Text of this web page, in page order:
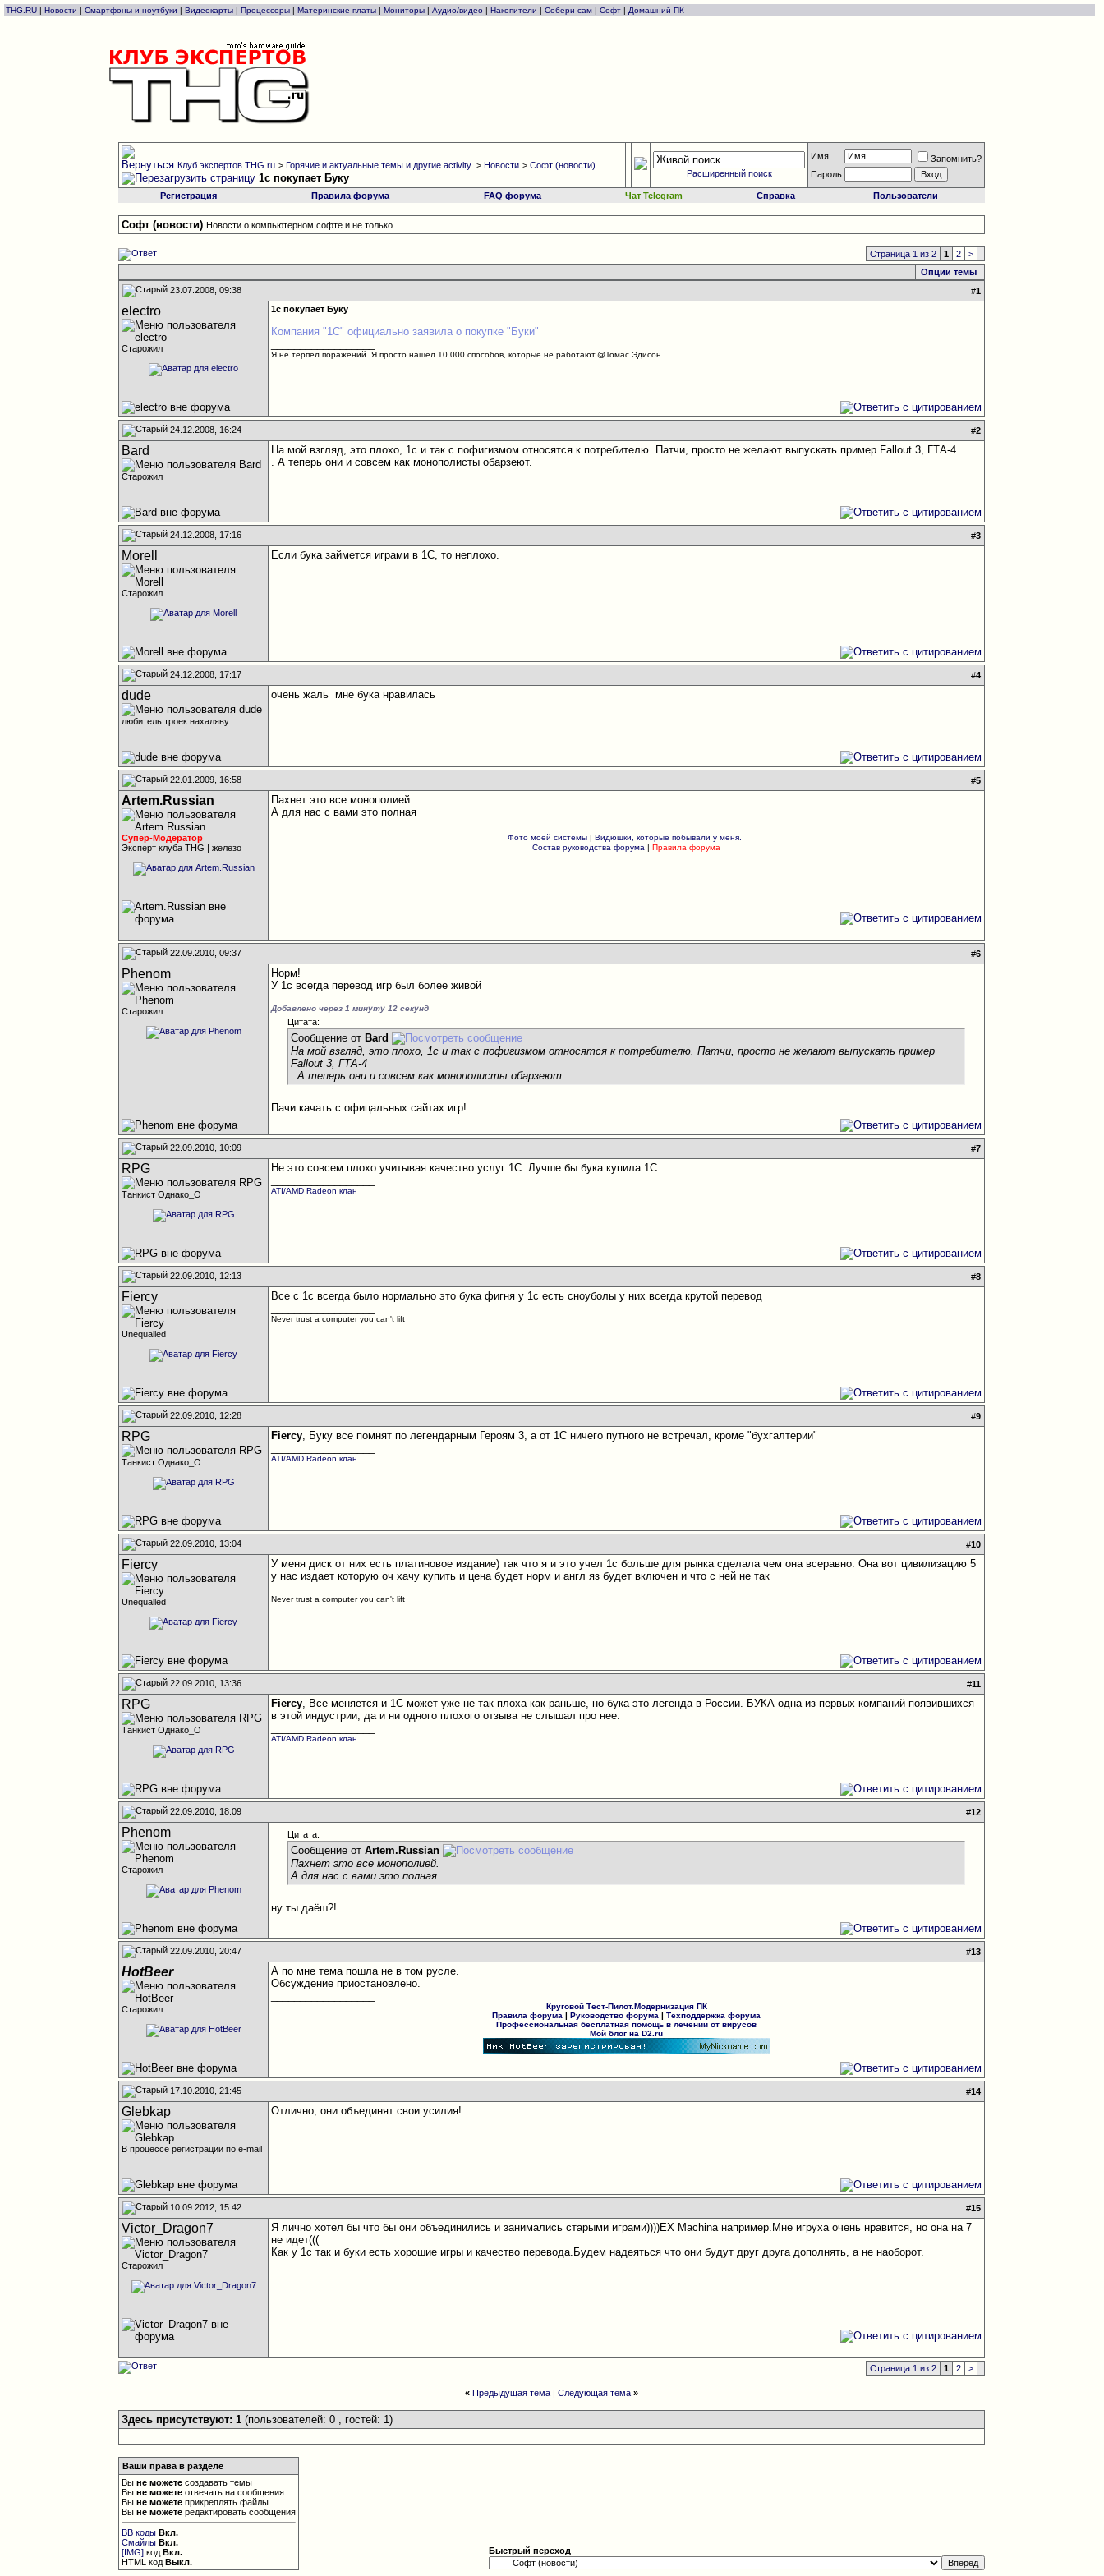
THG.RU | Новости | Смартфоны и ноутбуки | Видеокарты | Процессоры | Материнские платы | Мониторы | Аудио/видео | Накопители | Собери сам | Софт | Домашний ПК
Клуб экспертов THG.ru >Горячие и актуальные темы и другие activity. >Новости >Софт (новости)
1с покупает Буку Расширенный поиск
Имя
Запомнить?
Пароль
Регистрация Правила форума FAQ форума Чат Telegram Справка Пользователи
Софт (новости) Новости о компьютерном софте и не только
Страница 1 из 2 1 2
>
Опции темы
23.07.2008, 09:38
#1
electro
Старожил
1с покупает Буку
Компания "1С" официально заявила о покупке "Буки"
Я не терпел поражений. Я просто нашёл 10 000 способов, которые не работают.@Томас Эдисон.
24.12.2008, 16:24 #2
Bard
Старожил
На мой взгляд, это плохо, 1с и так с пофигизмом относятся к потребителю. Патчи, просто не желают выпускать пример Fallout 3, ГТА-4
. А теперь они и совсем как монополисты обарзеют.
24.12.2008, 17:16 #3
Morell
Старожил
Если бука займется играми в 1С, то неплохо.
24.12.2008, 17:17 #4
dude
любитель троек нахаляву
очень жаль мне бука нравилась
22.01.2009, 16:58 #5
Artem.Russian
Супер-Модератор
Эксперт клуба THG | железо
Пахнет это все монополией.
А для нас с вами это полная
Фото моей системы |Видюшки, которые побывали у меня.
Состав руководства форума |Правила форума
22.09.2010, 09:37 #6
Phenom
Старожил
Норм!
У 1с всегда перевод игр был более живой
Добавлено через 1 минуту 12 секунд
Цитата:
Сообщение от Bard
На мой взгляд, это плохо, 1с и так с пофигизмом относятся к потребителю. Патчи, просто не желают выпускать пример
Fallout 3, ГТА-4
. А теперь они и совсем как монополисты обарзеют.
Пачи качать с офицальных сайтах игр!
22.09.2010, 10:09 #7
RPG
Танкист Однако_О
Не это совсем плохо учитывая качество услуг 1С. Лучше бы бука купила 1С.
ATI/AMD Radeon клан
22.09.2010, 12:13 #8
Fiercy
Unequalled
Все с 1с всегда было нормально это бука фигня у 1с есть сноуболы у них всегда крутой перевод
Never trust a computer you can't lift
22.09.2010, 12:28 #9
RPG
Танкист Однако_О
Fiercy, Буку все помнят по легендарным Героям 3, а от 1С ничего путного не встречал, кроме "бухгалтерии"
ATI/AMD Radeon клан
22.09.2010, 13:04 #10
Fiercy
Unequalled
У меня диск от них есть платиновое издание) так что я и это учел 1с больше для рынка сделала чем она всеравно. Она вот цивилизацию 5
у нас издает которую оч хачу купить и цена будет норм и англ яз будет включен и что с ней не так
Never trust a computer you can't lift
22.09.2010, 13:36 #11
RPG
Танкист Однако_О
Fiercy, Все меняется и 1С может уже не так плоха как раньше, но бука это легенда в России. БУКА одна из первых компаний появившихся
в этой индустрии, да и ни одного плохого отзыва не слышал про нее.
ATI/AMD Radeon клан
22.09.2010, 18:09 #12
Phenom
Старожил
Цитата:
Сообщение отArtem.Russian
Пахнет это все монополией.
А для нас с вами это полная
ну ты даёш?!
22.09.2010, 20:47 #13
HotBeer
Старожил
А по мне тема пошла не в том русле.
Обсуждение приостановлено.
Круговой Тест-Пилот.Модернизация ПК
Правила форума |Руководство форума |Техподдержка форума
Профессиональная бесплатная помощь в лечении от вирусов
Мой блог на D2.ru
17.10.2010, 21:45 #14
Glebkap
В процессе регистрации по e-mail
Отлично, они объединят свои усилия!
10.09.2012, 15:42 #15
Victor_Dragon7
Старожил
Я лично хотел бы что бы они объединились и занимались старыми играми))))EX Machina например.Мне игруха очень нравится, но она на 7
не идет(((
Как у 1с так и буки есть хорошие игры и качество перевода.Будем надеяться что они будут друг друга дополнять, а не наоборот.
Страница 1 из 2 1 2 >
« Предыдущая тема |Следующая тема »
Здесь присутствуют: 1(пользователей: 0 , гостей: 1)
Ваши права в разделе
Выне можете создавать темы
Выне можете отвечать на сообщения
Выне можете прикреплять файлы
Выне можете редактировать сообщения
BB коды Вкл.
Смайлы Вкл.
[IMG] кодВкл.
HTML кодВыкл.
Быстрый переход